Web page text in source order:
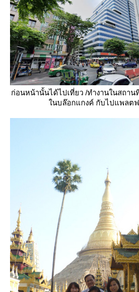
ก่อนหน้านั้นได้ไปเที่ยว /ทำงานในสถาน
นบล๊อกแกงค์ กับไปแพลต